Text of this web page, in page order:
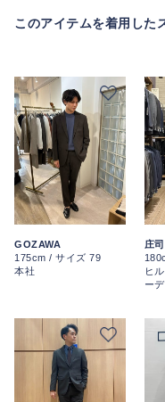
このアイテムを着用した
GOZAWA
175cm / サイズ 79
本社
庄司
ヒ
ー